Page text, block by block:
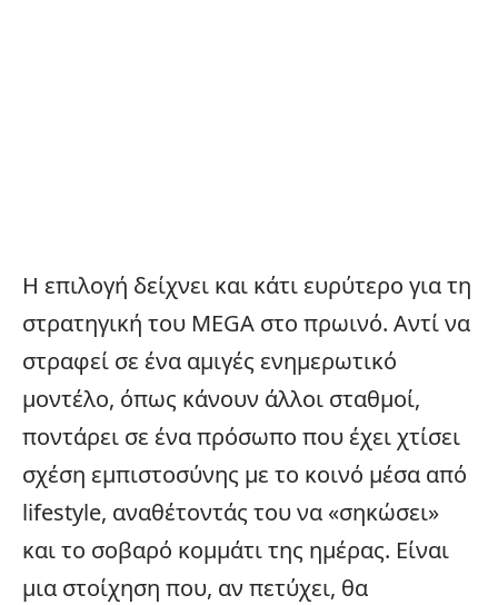
Η επιλογή δείχνει και κάτι ευρύτερο για τη
στρατηγική του MEGA στο πρωινό. Αντί να
στραφεί σε ένα αμιγές ενημερωτικό
μοντέλο, όπως κάνουν άλλοι σταθμοί,
ποντάρει σε ένα πρόσωπο που έχει χτίσει
σχέση εμπιστοσύνης με το κοινό μέσα από
lifestyle, αναθέτοντάς του να «σηκώσει»
και το σοβαρό κομμάτι της ημέρας. Είναι
μια στοίχηση που, αν πετύχει, θα